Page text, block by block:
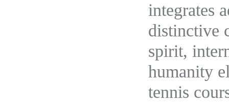
integrates
distinctive
spirit,
humanity
tennis